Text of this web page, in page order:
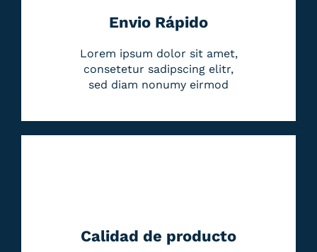
Envio Rápido
Lorem ipsum dolor sit amet,
consetetur sadipscing elitr,
sed diam nonumy eirmod
Calidad de producto